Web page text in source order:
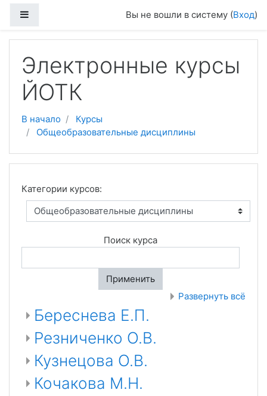
Вы не вошли в систему (Вход)
Электронные курсы
ЙОТК
В начало
Курсы
Общеобразовательные дисциплины
Категории курсов:
Поиск курса
Применить
Развернуть всё
Береснева Е.П.
Резниченко О.В.
Кузнецова О.В.
Кочакова М.Н.